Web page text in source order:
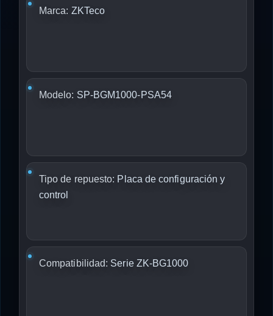
Marca: ZKTeco
Modelo: SP-BGM1000-PSA54
Tipo de repuesto: Placa de configuración y
control
Compatibilidad: Serie ZK-BG1000